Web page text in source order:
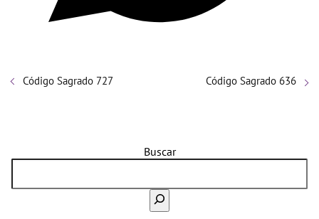
Código Sagrado 727 Código Sagrado 636
Buscar